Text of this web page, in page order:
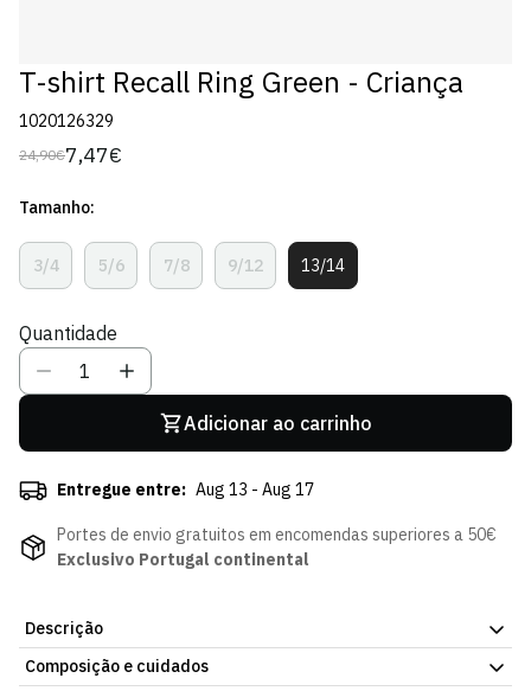
T-shirt Recall Ring Green - Criança
1020126329
Preço
24,90€
Preço
venda
7,47€
Tamanho:
3/4
Variante
Esgotada
Indisponível
5/6
Variante
Esgotada
Indisponível
7/8
Variante
Esgotada
9/12Variante
Esgotada
13/14Variante
Esgotada
Quantidade
Adicionar ao carrinho
Entregue entre: Aug 13 - Aug 17
Portes de envio gratuitos em encomendas superiores a 50€
Exclusivo Portugal continental
Descrição
T-shirt Recall Ring Green - Criança, parte da coleção oficial do
Composição e cuidados